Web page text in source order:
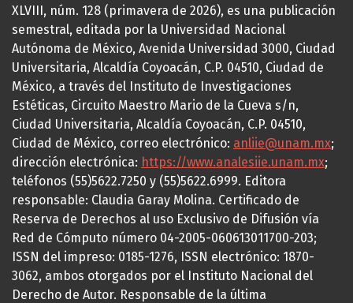
XLVIII, núm. 128 (primavera de 2026), es una publicación
semestral, editada por la Universidad Nacional
Autónoma de México, Avenida Universidad 3000, Ciudad
Universitaria, Alcaldía Coyoacán, C.P. 04510, Ciudad de
México, a través del Instituto de Investigaciones
Estéticas, Circuito Maestro Mario de la Cueva s/n,
Ciudad Universitaria, Alcaldía Coyoacán, C.P. 04510,
Ciudad de México, correo electrónico: anliie@unam.mx;
dirección electrónica: https://www.analesiie.unam.mx;
teléfonos (55)5622.7250 y (55)5622.6999. Editora
responsable: Claudia Garay Molina. Certificado de
Reserva de Derechos al uso Exclusivo de Difusión vía
Red de Cómputo número 04-2005-060613011700-203;
ISSN del impreso: 0185-1276, ISSN electrónico: 1870-
3062, ambos otorgados por el Instituto Nacional del
Derecho de Autor. Responsable de la última